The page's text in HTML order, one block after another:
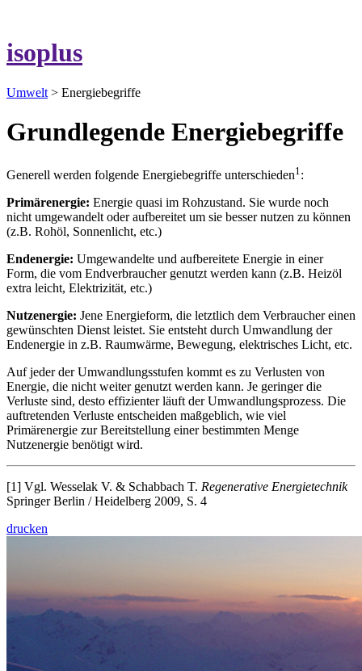
isoplus
Umwelt > Energiebegriffe
Grundlegende Energiebegriffe
Generell werden folgende Energiebegriffe unterschieden1 :
Primärenergie: Energie quasi im Rohzustand. Sie wurde noch
nicht umgewandelt oder aufbereitet um sie besser nutzen zu können
(z.B. Rohöl, Sonnenlicht, etc.)
Endenergie: Umgewandelte und aufbereitete Energie in einer
Form, die vom Endverbraucher genutzt werden kann (z.B. Heizöl
extra leicht, Elektrizität, etc.)
Nutzenergie: Jene Energieform, die letztlich dem Verbraucher einen
gewünschten Dienst leistet. Sie entsteht durch Umwandlung der
Endenergie in z.B. Raumwärme, Bewegung, elektrisches Licht, etc.
Auf jeder der Umwandlungsstufen kommt es zu Verlusten von
Energie, die nicht weiter genutzt werden kann. Je geringer die
Verluste sind, desto effizienter läuft der Umwandlungsprozess. Die
auftretenden Verluste entscheiden maßgeblich, wie viel
Primärenergie zur Bereitstellung einer bestimmten Menge
Nutzenergie benötigt wird.
[1] Vgl. Wesselak V. & Schabbach T. Regenerative Energietechnik
Springer Berlin / Heidelberg 2009, S. 4
drucken